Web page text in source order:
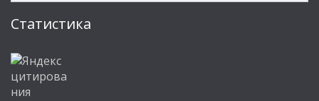
Статистика